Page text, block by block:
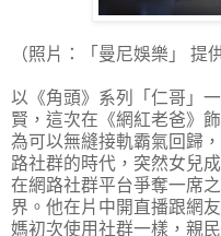
（照片：「曼尼娛樂」 提供
以《角頭》系列「仁哥」
賢，這次在《網紅老爸》
為可以無縫接軌霸氣回歸
路社群的時代，突然女兒
在網路社群平台爭奪一席
界。他在片中開直播跟網
媽初次使用社群一樣，親